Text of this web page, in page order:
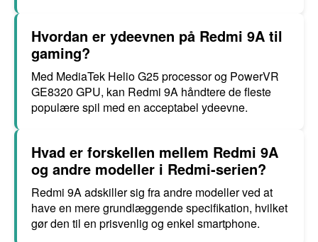
Hvordan er ydeevnen på Redmi 9A til
gaming?
Med MediaTek Helio G25 processor og PowerVR
GE8320 GPU, kan Redmi 9A håndtere de fleste
populære spil med en acceptabel ydeevne.
Hvad er forskellen mellem Redmi 9A
og andre modeller i Redmi-serien?
Redmi 9A adskiller sig fra andre modeller ved at
have en mere grundlæggende specifikation, hvilket
gør den til en prisvenlig og enkel smartphone.